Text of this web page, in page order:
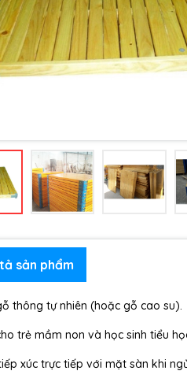
sản phẩm
thông tự nhiên (hoặc gỗ cao su).
trẻ mầm non và học sinh tiểu
xúc trực tiếp với mặt sàn khi